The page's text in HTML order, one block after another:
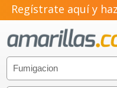
Regístrate aquí y